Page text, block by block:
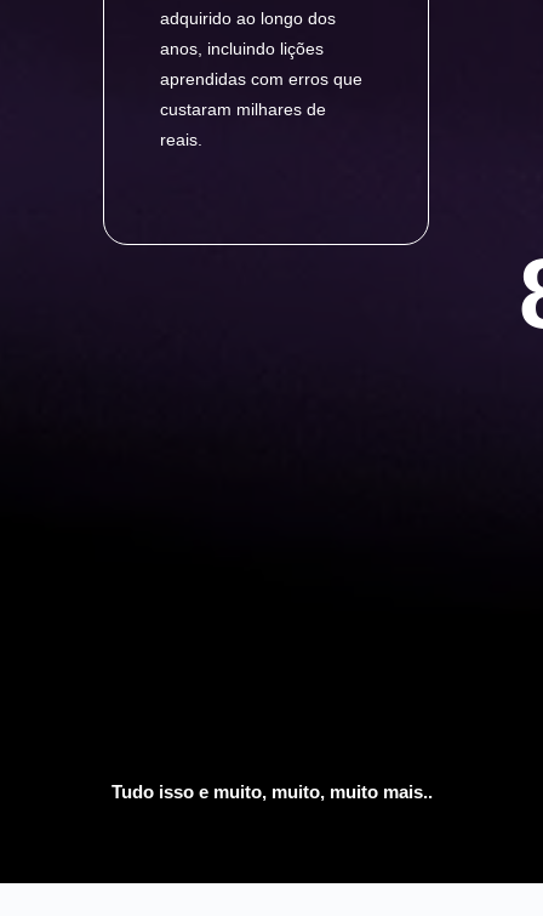
adquirido ao longo dos
anos, incluindo lições
aprendidas com erros que
custaram milhares de
reais.
Tudo isso e muito, muito, muito mais..